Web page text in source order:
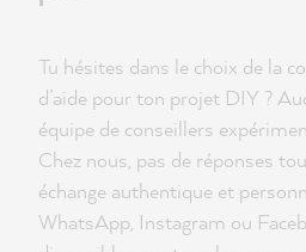
Tu hésites dans le choix de la
d’aide pour ton projet DIY ?
équipe de conseillers
Chez nous, pas de réponses
échange authentique et
WhatsApp, Instagram ou